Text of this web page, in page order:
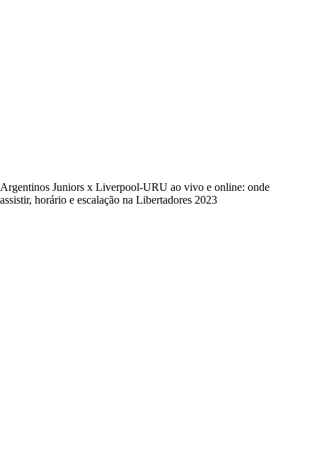
Argentinos Juniors x Liverpool-URU ao vivo e online: onde
assistir, horário e escalação na Libertadores 2023